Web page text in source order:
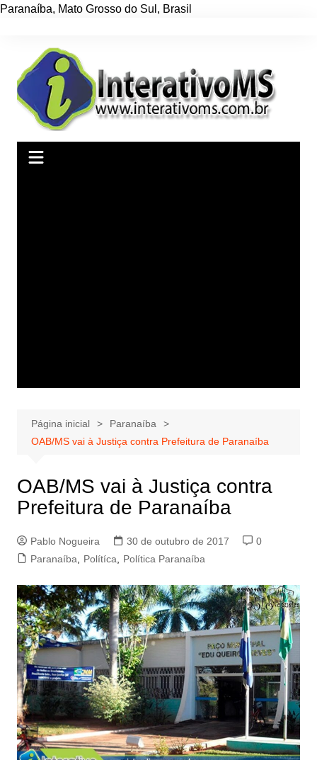
Paranaíba, Mato Grosso do Sul , Brasil
conteúdo
Página inicial
Paranaíba
OAB/MS vai à Justiça contra Prefeitura de Paranaíba
OAB/MS vai à Justiça contra
Prefeitura de Paranaíba
Pablo Nogueira 30 de outubro de 2017
0
Paranaíba
Polítíca Política Paranaíba